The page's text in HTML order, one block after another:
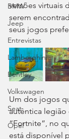
BMW
Jeep
Entrevistas
Lamborghini
Bentley
Volkswagen
Seat
Opel
versões virtuais
serem
seus jogos
Um dos jogos
autêntica
“Fortnite”, no
está disponível